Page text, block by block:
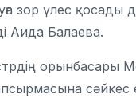
зор үлес қосады
Аида Балаева.
орынбасары
сәйкес